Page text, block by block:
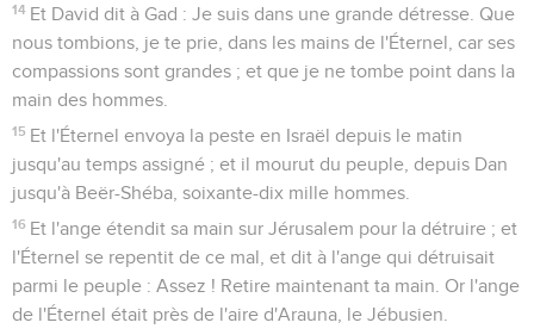
14 Et David dit à Gad : Je suis dans une grande détresse. Que
nous tombions, je te prie, dans les mains de l'Éternel, car ses
compassions sont grandes ; et que je ne tombe point dans la
main des hommes.
15 Et l'Éternel envoya la peste en Israël depuis le matin
jusqu'au temps assigné ; et il mourut du peuple, depuis Dan
jusqu'à Beër-Shéba, soixante-dix mille hommes.
16 Et l'ange étendit sa main sur Jérusalem pour la détruire ; et
l'Éternel se repentit de ce mal, et dit à l'ange qui détruisait
parmi le peuple : Assez ! Retire maintenant ta main. Or l'ange
de l'Éternel était près de l'aire d'Arauna, le Jébusien.